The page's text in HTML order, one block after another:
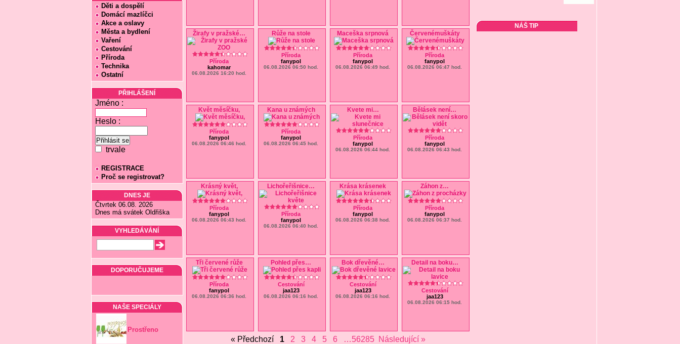
Děti a dospělí
Domácí mazlíčci
Akce a oslavy
Města a bydlení
Vaření
Cestování
Příroda
Technika
Ostatní
PŘIHLÁŠENÍ
Jméno :
Heslo :
trvale
REGISTRACE
Proč se registrovat?
DNES JE
Čtvrtek 06.08. 2026
Dnes má svátek Oldřiška
VYHLEDÁVÁNÍ
DOPORUČUJEME
NAŠE SPECIÁLY
Prostřeno
Žirafy v pražské…
Příroda
kahomar
06.08.2026 16:20 hod.
Růže na stole
Příroda
fanypol
06.08.2026 06:50 hod.
Maceška srpnová
Příroda
fanypol
06.08.2026 06:49 hod.
Červenémuškáty
Příroda
fanypol
06.08.2026 06:47 hod.
Květ měsíčku,
Příroda
fanypol
06.08.2026 06:46 hod.
Kana u známých
Příroda
fanypol
06.08.2026 06:45 hod.
Kvete mi…
Příroda
fanypol
06.08.2026 06:44 hod.
Bělásek není…
Příroda
fanypol
06.08.2026 06:43 hod.
Krásný květ,
Příroda
fanypol
06.08.2026 06:43 hod.
Lichořeřišnice…
Příroda
fanypol
06.08.2026 06:40 hod.
Krása krásenek
Příroda
fanypol
06.08.2026 06:38 hod.
Záhon z…
Příroda
fanypol
06.08.2026 06:37 hod.
Tři červené růže
Příroda
fanypol
06.08.2026 06:36 hod.
Pohled přes…
Cestování
jaa123
06.08.2026 06:16 hod.
Bok dřevěné…
Cestování
jaa123
06.08.2026 06:16 hod.
Detail na boku…
Cestování
jaa123
06.08.2026 06:15 hod.
« Předchozí 1 2 3 4 5 6 …56285 Následující »
NÁŠ TIP